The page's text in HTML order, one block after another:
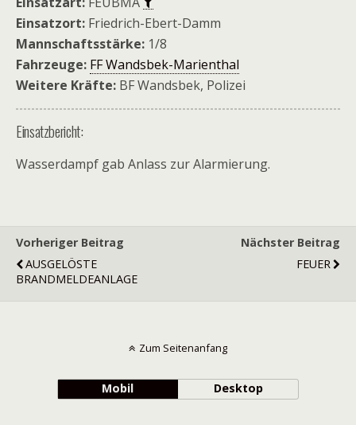
Einsatzort: Friedrich-Ebert-Damm
Mannschaftsstärke: 1/8
Fahrzeuge: FF Wandsbek-Marienthal
Weitere Kräfte: BF Wandsbek, Polizei
Einsatzbericht:
Wasserdampf gab Anlass zur Alarmierung.
Vorheriger Beitrag
AUSGELÖSTE
BRANDMELDEANLAGE
Nächster Beitrag
FEUER
Zum Seitenanfang
Mobil Desktop